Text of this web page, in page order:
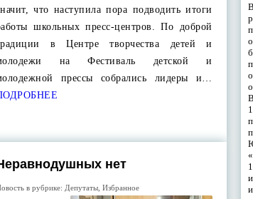
что наступила пора подводить итоги
школьных пресс-центров. По доброй
в Центре творчества детей и
на Фестиваль детской и
прессы собрались лидеры и…
нет
в рубрике: Депутаты, Избранное